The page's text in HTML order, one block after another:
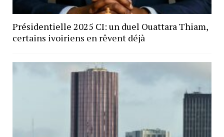
Présidentielle 2025 CI: un duel Ouattara Thiam,
certains ivoiriens en rêvent déjà